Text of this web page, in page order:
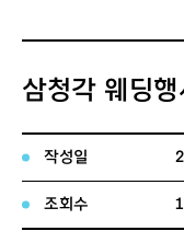
삼청각 웨딩
작성일
조회수